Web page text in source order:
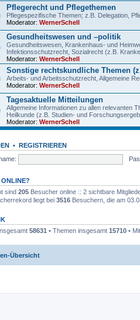
Pflegerecht und Pflegethemen
Pflegespezifische Themen; z.B. Delegation,
Moderator: WernerSchell
Gesundheitswesen und –politik
Gesundheitswesen, Krankenhaus- und
Infektionsschutzrecht, Sozialrecht (z.B.
Moderator: WernerSchell
Sonstige rechtskundliche Themen
Arbeits- und Arbeitsschutzrecht, Allgemeine
Moderator: WernerSchell
Tagesaktuelle Mitteilungen
Allgemeine Informationen zu allen relevanten
Heilkunde (z.B. Studien- und
Moderator: WernerSchell
• REGISTRIEREN
ONLINE?
sind 205 Besucher online :: 2 sichtbare
liegt bei 3516 Besuchern, die am
58631 • Themen insgesamt 15710 •
Übersicht